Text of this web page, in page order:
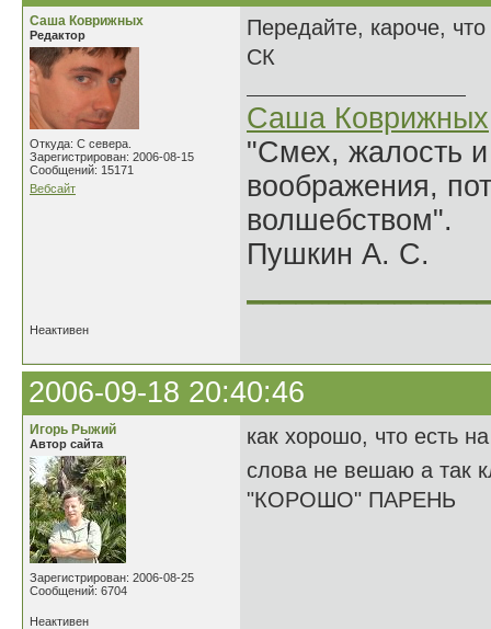
Саша Коврижных
Редактор
Откуда: С севера.
Зарегистрирован: 2006-08-15
Сообщений: 15171
Вебсайт
Передайте, кароче,
СК
Саша Коврижных
"Смех, жалость
воображения,
волшебством".
Пушкин А. С.
Неактивен
2006-09-18 20:40:46
Игорь Рыжий
Автор сайта
Зарегистрирован: 2006-08-25
Сообщений: 6704
как хорошо, что есть
слова не вешаю а так
"КОРОШО" ПАРЕНЬ
Неактивен